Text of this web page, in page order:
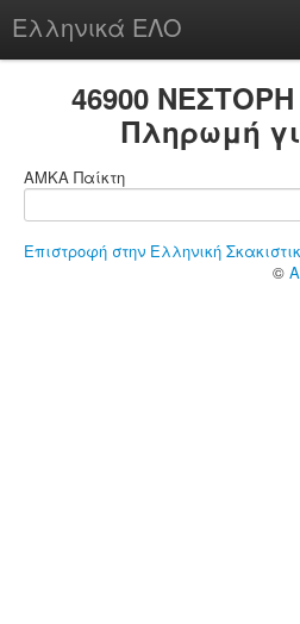
Ελληνικά ΕΛΟ
chesstu.be @ discord
46900
Πληρωμή
ΑΜΚΑ Παίκτη
Επιστροφή στην Ελληνική
©